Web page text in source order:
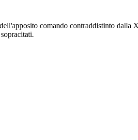
comando contraddistinto